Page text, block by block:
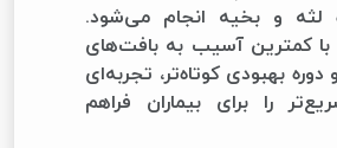
لثه و بخیه انجام می‌شود.
با کمترین آسیب به بافت‌های
بهبودی کوتاه‌تر، تجربه‌ای
را برای بیماران فراهم